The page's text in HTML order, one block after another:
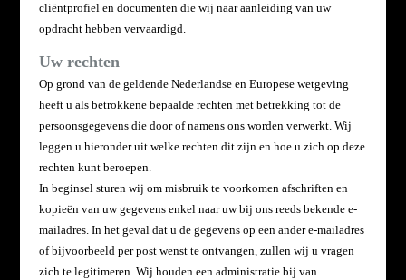
cliëntprofiel en documenten die wij naar aanleiding van uw
opdracht hebben vervaardigd.
Uw rechten
Op grond van de geldende Nederlandse en Europese wetgeving
heeft u als betrokkene bepaalde rechten met betrekking tot de
persoonsgegevens die door of namens ons worden verwerkt. Wij
leggen u hieronder uit welke rechten dit zijn en hoe u zich op deze
rechten kunt beroepen.
In beginsel sturen wij om misbruik te voorkomen afschriften en
kopieën van uw gegevens enkel naar uw bij ons reeds bekende e-
mailadres. In het geval dat u de gegevens op een ander e-mailadres
of bijvoorbeeld per post wenst te ontvangen, zullen wij u vragen
zich te legitimeren. Wij houden een administratie bij van